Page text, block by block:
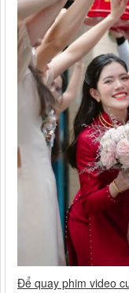
Để quay phim video